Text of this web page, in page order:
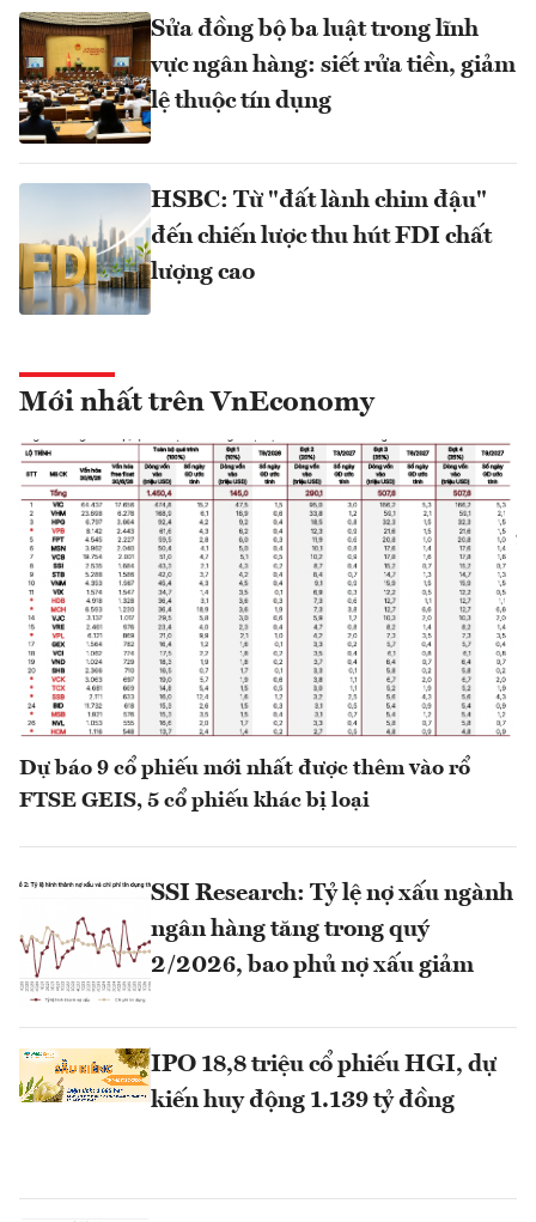
Sửa đồng bộ ba luật trong lĩnh
vực ngân hàng: siết rửa tiền, giảm
lệ thuộc tín dụng
HSBC: Từ "đất lành chim đậu"
đến chiến lược thu hút FDI chất
lượng cao
Mới nhất trên VnEconomy
Dự báo 9 cổ phiếu mới nhất được thêm vào rổ
FTSE GEIS, 5 cổ phiếu khác bị loại
SSI Research: Tỷ lệ nợ xấu ngành
ngân hàng tăng trong quý
2/2026, bao phủ nợ xấu giảm
IPO 18,8 triệu cổ phiếu HGI, dự
kiến huy động 1.139 tỷ đồng